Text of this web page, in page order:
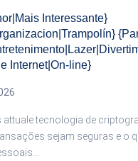
Interessante}
Internet|On-line}
tecnologia de
sejam seguras e o